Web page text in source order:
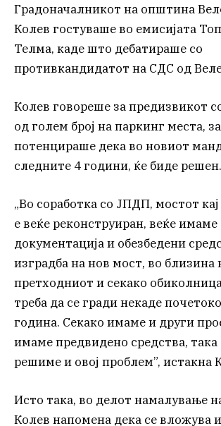
Градоначалникот на општина
Колев гостуваше во емисијата
Телма, каде што дебатираше со
противкандидатот на СДС од
Колев говореше за предизвикот
од голем број на паркинг места,
потенцираше дека во новиот
следните 4 години, ќе биде решен.
„Во соработка со ЈПДП, мостот
е веќе реконструиран, веќе имаме
документација и обезбедени
изградба на нов мост, во близина
претходниот и секако
треба да се гради некаде
година. Секако имаме и други
имаме предвидено средства, така
решиме и овој проблем”, истакна
Исто така, во делот намалување
Колев напомена дека се вложува